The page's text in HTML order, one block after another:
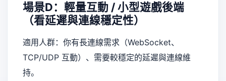
場景D：輕量互動 / 小型遊戲後端
（看延遲與連線穩定性）
適用人群：你有長連線需求（WebSocket、
TCP/UDP 互動）、需要較穩定的延遲與連線維
持。